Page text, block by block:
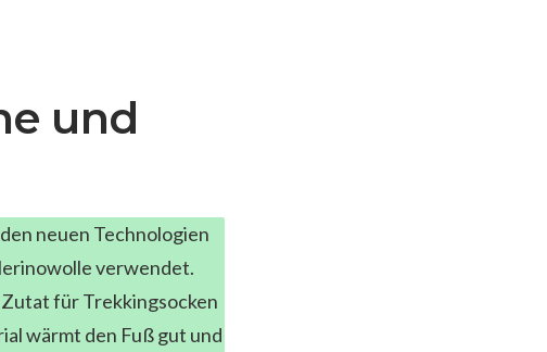
und
neuen Technologien
verwendet.
für Trekkingsocken
wärmt den Fuß gut und